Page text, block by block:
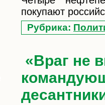
покупают
Рубрика:
«Враг не